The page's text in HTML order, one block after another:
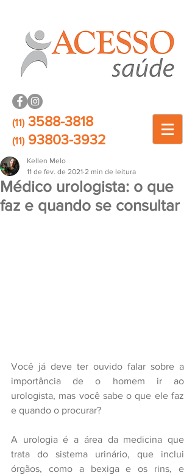
(11)3588-3818
(11)93803-3932
Médico urologista: o que
faz e quando se consultar
Kellen Melo
11 de fev. de 2021 2 min de leitura
Você já deve ter ouvido falar sobre a
importância de o homem ir ao
urologista, mas você sabe o que ele faz
e quando o procurar?
A urologia é a área da medicina que
trata do sistema urinário, que inclui
órgãos, como a bexiga e os rins, e